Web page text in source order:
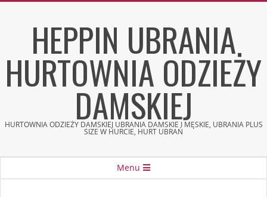
HEPPIN UBRANIA
HURTOWNIA ODZIEŻY
DAMSKIEJ
HURTOWNIA ODZIEŻY DAMSKIEJ UBRANIA DAMSKIE I MĘSKIE, UBRANIA PLUS
SIZE W HURCIE, HURT UBRAŃ
Menu